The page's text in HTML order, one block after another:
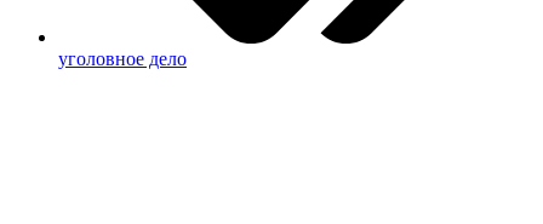
уголовное дело